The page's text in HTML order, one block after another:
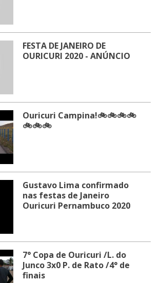
FESTA DE JANEIRO DE
OURICURI 2020 - ANÚNCIO
Ouricuri Campina!🚲🚲🚲🚲
🚲🚲🚲
Gustavo Lima confirmado
nas festas de Janeiro
Ouricuri Pernambuco 2020
7° Copa de Ouricuri /L. do
Junco 3x0 P. de Rato /4° de
finais